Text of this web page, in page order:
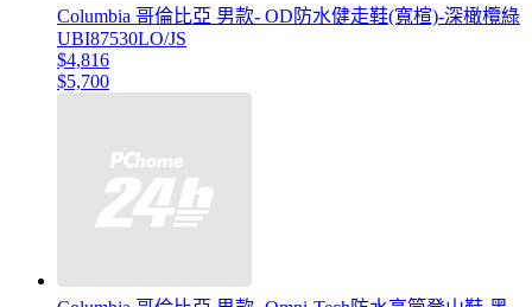
Columbia 哥倫比亞 男款- OD防水健走鞋(寬楦)-深橄欖綠
UBI87530LO/JS
$4,816
$5,700